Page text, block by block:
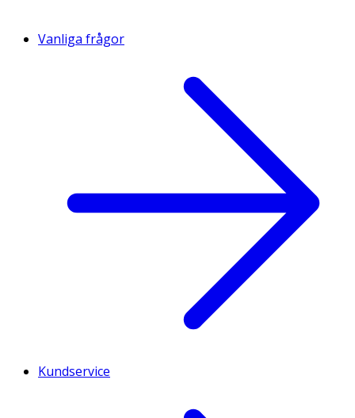
Vanliga frågor
Kundservice